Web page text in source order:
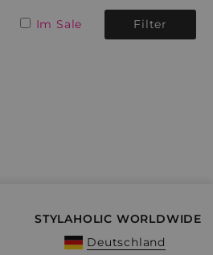
Im Sale Filter
STYLAHOLIC WORLDWIDE
Deutschland